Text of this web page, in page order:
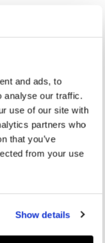
and ads, to
analyse our traffic.
use of our site with
partners who
that you’ve
from your use
Show details
XL
Kostenlose ruckgabe